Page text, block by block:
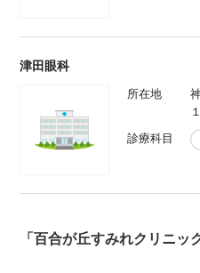
津田眼科
所在地
診療科目
「百合が丘すみれクリニッ